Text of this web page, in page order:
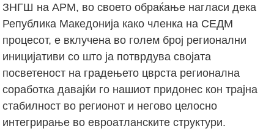
ЗНГШ на АРМ, во своето обраќање нагласи дека
Република Македонија како членка на СЕДМ
процесот, е вклучена во голем број регионални
иницијативи со што ја потврдува својата
посветеност на градењето цврста регионална
соработка давајќи го нашиот придонес кон трајна
стабилност во регионот и негово целосно
интегрирање во евроатланските структури.